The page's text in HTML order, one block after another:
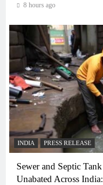
8 hours ago
INDIA PRESS RELEASE
Sewer and Septic
Unabated Across